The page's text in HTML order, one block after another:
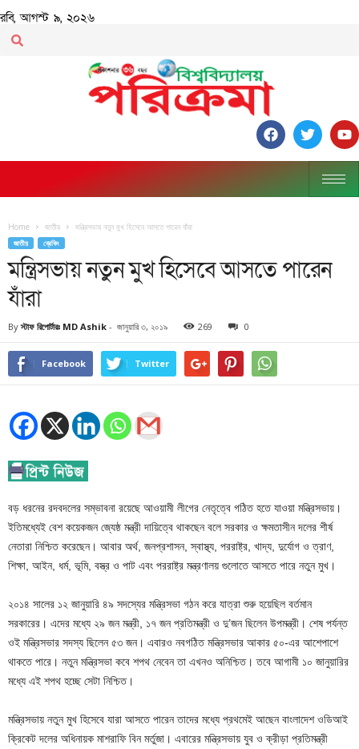
রবি, আগস্ট ৯, ২০২৬
Home জাতীয় মন্ত্রিসভায় নতুন মুখ হিসেবে আসতে পারেন যাঁরা
জাতীয় ব্রেকিং
মন্ত্রিসভায় নতুন মুখ হিসেবে আসতে পারেন
যাঁরা
By স্টাফ রিপোর্টারঃ MD Ashik - জানুয়ারি ৩, ২০১৯ 269 0
Facebook Twitter
বড় ধরনের রদবদলের সম্ভাবনা রয়েছে আওয়ামী লীগের নেতৃত্বে গঠিত হতে যাওয়া মন্ত্রিসভায়।
ইতিমধ্যেই বেশ কয়েকজন জ্যেষ্ঠ মন্ত্রী দায়িত্বে থাকছেন বলে সরকার ও ক্ষমতাসীন দলের শীর্ষ
নেতারা নিশ্চিত করেছেন। আবার অর্থ, জনপ্রশাসন, স্বাস্থ্য, পররাষ্ট্র, খাদ্য, দুর্যোগ ও ত্রাণ,
শিক্ষা, আইন, ধর্ম, ভূমি, বস্ত্র ও পাট এবং পররাষ্ট্র মন্ত্রণালয় গুলোতে আসতে পারে নতুন মুখ।
২০১৪ সালের ১২ জানুয়ারি ৪৯ সদস্যের মন্ত্রিসভা গঠন করে যাত্রা শুরু হয়েছিল বর্তমান
সরকারের। এদের মধ্যে ২৯ জন মন্ত্রী, ১৭ জন প্রতিমন্ত্রী ও দু’জন ছিলেন উপমন্ত্রী। শেষ পর্যন্ত
ওই মন্ত্রিসভার সদস্য ছিলেন ৫৩ জন। এবারও নবগঠিত মন্ত্রিসভার আকার ৫০-এর আশেপাশে
থাকতে পারে। নতুন মন্ত্রিসভা কবে শপথ নেবেন তা এখনও অনিশ্চিত। তবে আগামী ১০ জানুয়ারির
মধ্যে এই শপথ হচ্ছে সেটা নিশ্চিত।
মন্ত্রিসভায় নতুন মুখ হিসেবে যারা আসতে পারেন তাদের মধ্যে প্রথমেই আছেন বাংলাদেশ ওডিআই
ক্রিকেট দলের অধিনায়ক মাশরাফি বিন মর্তুজা। এবারের মন্ত্রিসভায় যুব ও ক্রীড়া প্রতিমন্ত্রী